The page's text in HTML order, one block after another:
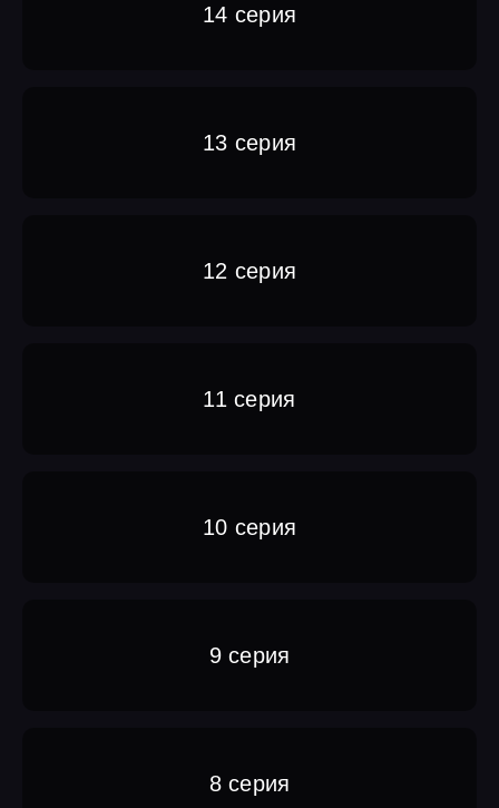
14 серия
13 серия
12 серия
11 серия
10 серия
9 серия
8 серия